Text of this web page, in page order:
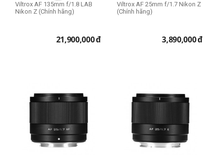
Viltrox AF 135mm f/1.8 LAB
Nikon Z (Chính hãng)
21,900,000đ
Viltrox AF 25mm f/1.7 Nikon Z
(Chính hãng)
3,890,000đ